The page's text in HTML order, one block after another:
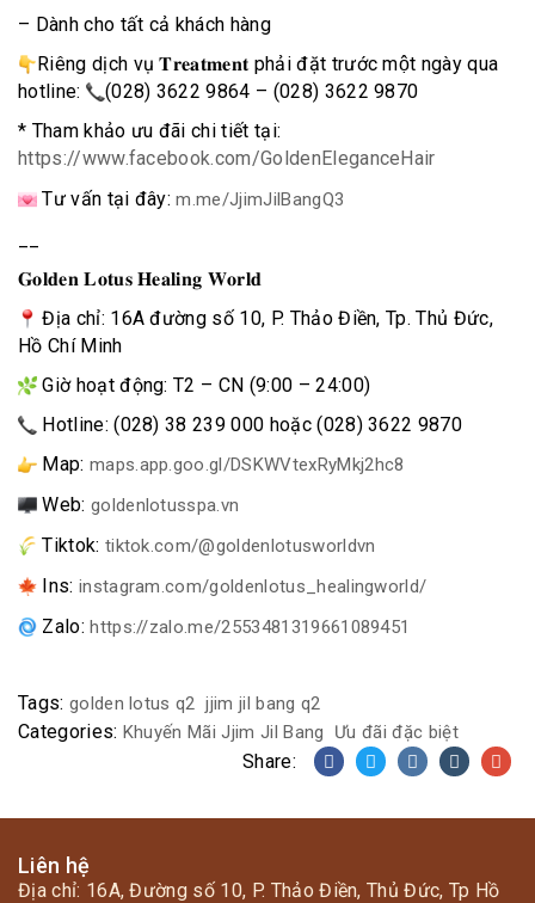
– Dành cho tất cả khách hàng
Riêng dịch vụ 𝐓𝐫𝐞𝐚𝐭𝐦𝐞𝐧𝐭 phải đặt trước một ngày qua
hotline:
(028) 3622 9864 – (028) 3622 9870
* Tham khảo ưu đãi chi tiết tại:
https://www.facebook.com/GoldenEleganceHair
Tư vấn tại đây:m.me/JjimJilBangQ3
𝐆𝐨𝐥𝐝𝐞𝐧 𝐋𝐨𝐭𝐮𝐬 𝐇𝐞𝐚𝐥𝐢𝐧𝐠 𝐖𝐨𝐫𝐥𝐝
Địa chỉ: 16A đường số 10, P. Thảo Điền, Tp. Thủ Đức,
Hồ Chí Minh
Giờ hoạt động: T2 – CN (9:00 – 24:00)
Hotline: (028) 38 239 000 hoặc (028) 3622 9870
Map: maps.app.goo.gl/DSKWVtexRyMkj2hc8
Web: goldenlotusspa.vn
Tiktok: tiktok.com/@goldenlotusworldvn
Ins: instagram.com/goldenlotus_healingworld/
Zalo:https://zalo.me/2553481319661089451
Tags: golden lotus q2 jjim jil bang q2
Categories: Khuyến Mãi Jjim Jil Bang Ưu đãi đặc biệt
Share:
Liên hệ
Địa chỉ: 16A, Đường số 10, P. Thảo Điền, Thủ Đức, Tp Hồ